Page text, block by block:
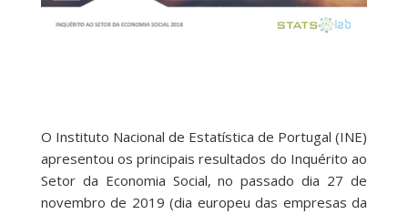
O Instituto Nacional de Estatística de Portugal (INE)
apresentou os principais resultados do Inquérito ao
Setor da Economia Social, no passado dia 27 de
novembro de 2019 (dia europeu das empresas da